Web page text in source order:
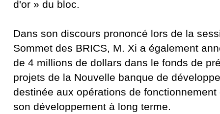
d'or » du bloc.
Dans son discours prononcé lors de la
Sommet des BRICS, M. Xi a également
de 4 millions de dollars dans le fonds de
projets de la Nouvelle banque de
destinée aux opérations de
son développement à long terme.